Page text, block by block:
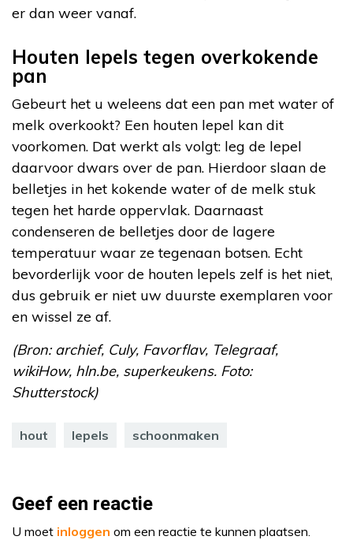
er dan weer vanaf.
Houten lepels tegen overkokende
pan
Gebeurt het u weleens dat een pan met water of
melk overkookt? Een houten lepel kan dit
voorkomen. Dat werkt als volgt: leg de lepel
daarvoor dwars over de pan. Hierdoor slaan de
belletjes in het kokende water of de melk stuk
tegen het harde oppervlak. Daarnaast
condenseren de belletjes door de lagere
temperatuur waar ze tegenaan botsen. Echt
bevorderlijk voor de houten lepels zelf is het niet,
dus gebruik er niet uw duurste exemplaren voor
en wissel ze af.
(Bron: archief, Culy, Favorflav, Telegraaf,
wikiHow, hln.be, superkeukens. Foto:
Shutterstock)
hout lepels schoonmaken
Geef een reactie
U moet inloggen om een reactie te kunnen plaatsen.